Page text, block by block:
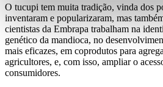
O tucupi tem muita tradição, vinda dos
inventaram e popularizaram, mas
cientistas da Embrapa trabalham na
genético da mandioca, no
mais eficazes, em coprodutos para
agricultores, e, com isso, ampliar o
consumidores.